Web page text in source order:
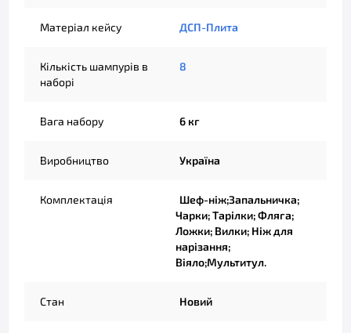
Матеріал кейсу ДСП-Плита
Кількість шампурів в
наборі
8
Вага набору 6 кг
Виробництво Україна
Комплектація
Шеф-ніж;Запальничка;
Чарки; Тарілки; Фляга;
Ложки; Вилки; Ніж для
нарізання;
Віяло;Мультитул.
Стан Новий